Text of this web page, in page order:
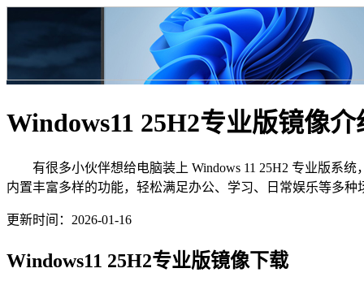
Windows11 25H2专业版镜像介
有很多小伙伴想给电脑装上 Windows 11 25H2 专业版系统
内置丰富多样的功能，轻松满足办公、学习、日常娱乐等多
更新时间：2026-01-16
Windows11 25H2专业版镜像下载